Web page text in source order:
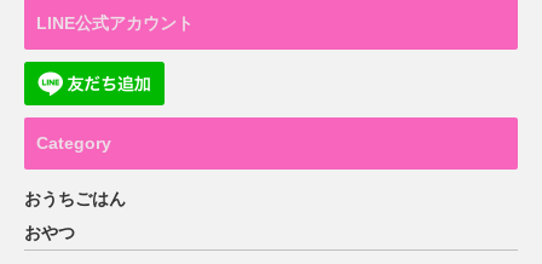
LINE公式アカウント
Category
おうちごはん
おやつ